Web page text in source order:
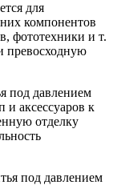
для
компонентов
фототехники и т.
превосходную
под давлением
и аксессуаров к
отделку
под давлением